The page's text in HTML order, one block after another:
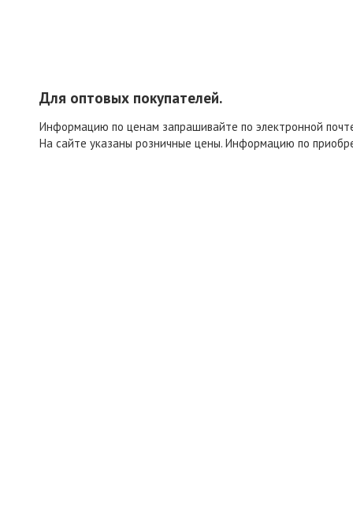
Для оптовых покупателей.
Информацию по ценам запрашивайте по электронной
На сайте указаны розничные цены. Информацию по